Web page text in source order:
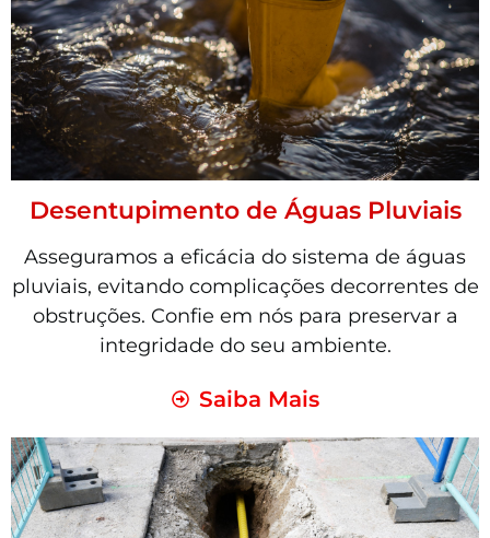
Desentupimento de Águas Pluviais
Asseguramos a eficácia do sistema de águas
pluviais, evitando complicações decorrentes de
obstruções. Confie em nós para preservar a
integridade do seu ambiente.
Saiba Mais